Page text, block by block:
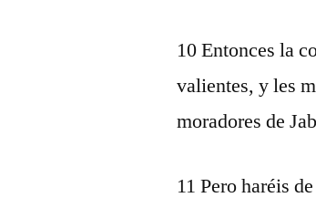
10 Entonces la
valientes, y les
moradores de
11 Pero haréis